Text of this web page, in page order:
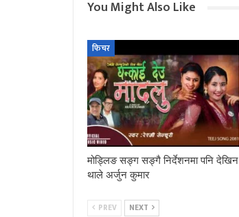
You Might Also Like
फिचर
मोड्लिङ सङ्ग सङ्गै निर्देशनमा पनि देखिन
थाले अर्जुन कुमार
PREV NEXT